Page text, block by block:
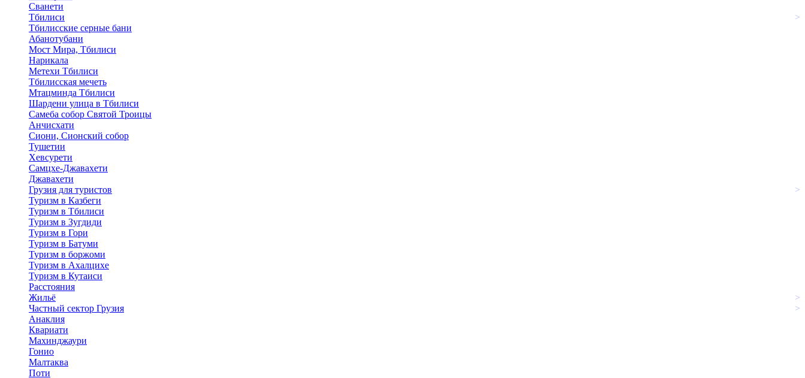
Сванети
Тбилиси
>
Тбилисские серные бани
Абанотубани
Мост Мира, Тбилиси
Нарикала
Метехи Тбилиси
Тбилисская мечеть
Мтацминда Тбилиси
Шардени улица в Тбилиси
Самеба собор Святой Троицы
Анчисхати
Сиони, Сионский собор
Тушетии
Хевсурети
Самцхе-Джавахети
Джавахети
Грузия для туристов
>
Туризм в Казбеги
Туризм в Тбилиси
Туризм в Зугдиди
Туризм в Гори
Туризм в Батуми
Туризм в боржоми
Туризм в Ахалцихе
Туризм в Кутаиси
Расстояния
Жильё
>
Частный сектор Грузия
>
Анаклия
Квариати
Махинджаури
Гонио
Малтаква
Поти